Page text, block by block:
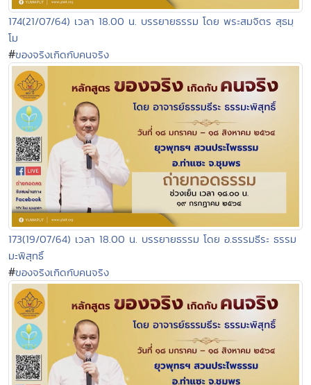
174(21/07/64) เวลา 18.00 น. บรรยายธรรม โดย พระสมจิตร สุธมฺ
โม
#ของจริงเกิดกับคนจริง
173(19/07/64) เวลา 18.00 น. บรรยายธรรม โดย อ.ธรรมธีระ ธรรม
มะพิสุทธิ์
#ของจริงเกิดกับคนจริง